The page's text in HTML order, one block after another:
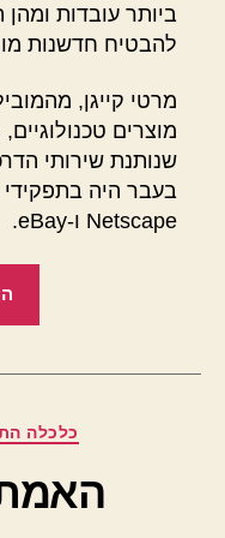
ביותר עובדות
להבטיח חדשנות
מרטי קייגן,
שנותנת שירותי
Netscape ו-eBay.
כלכלה